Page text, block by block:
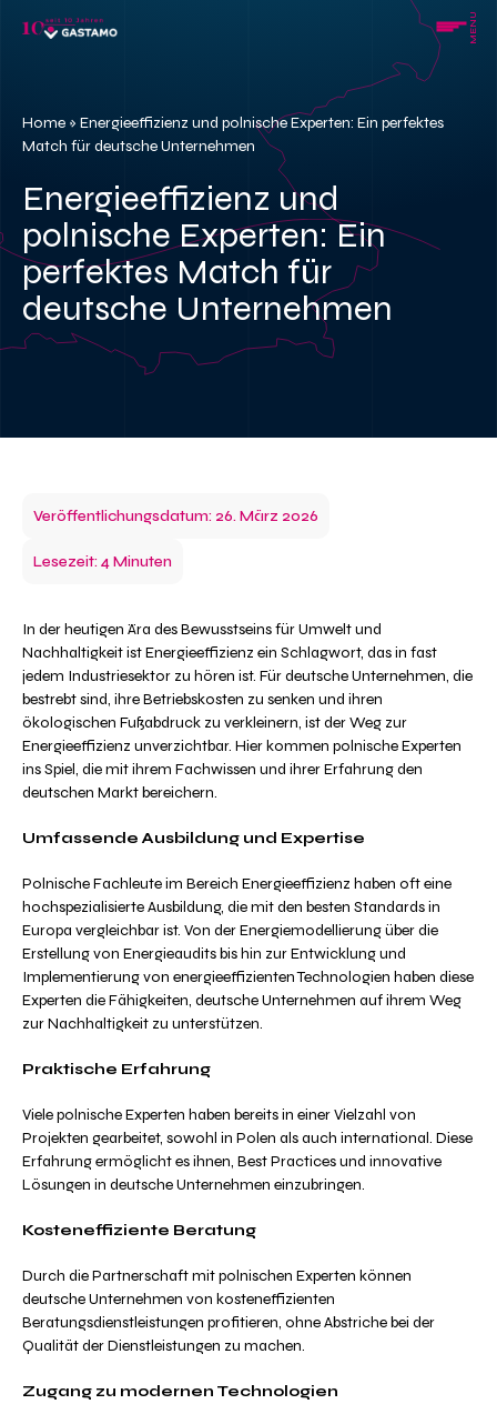
MENU
Home » Energieeffizienz und polnische Experten: Ein perfektes
Match für deutsche Unternehmen
Energieeffizienz und
polnische Experten: Ein
perfektes Match für
deutsche Unternehmen
Veröffentlichungsdatum: 26. März 2026
Lesezeit: 4 Minuten
In der heutigen Ära des Bewusstseins für Umwelt und
Nachhaltigkeit ist Energieeffizienz ein Schlagwort, das in fast
jedem Industriesektor zu hören ist. Für deutsche Unternehmen, die
bestrebt sind, ihre Betriebskosten zu senken und ihren
ökologischen Fußabdruck zu verkleinern, ist der Weg zur
Energieeffizienz unverzichtbar. Hier kommen polnische Experten
ins Spiel, die mit ihrem Fachwissen und ihrer Erfahrung den
deutschen Markt bereichern.
Umfassende Ausbildung und Expertise
Polnische Fachleute im Bereich Energieeffizienz haben oft eine
hochspezialisierte Ausbildung, die mit den besten Standards in
Europa vergleichbar ist. Von der Energiemodellierung über die
Erstellung von Energieaudits bis hin zur Entwicklung und
Implementierung von energieeffizienten Technologien haben diese
Experten die Fähigkeiten, deutsche Unternehmen auf ihrem Weg
zur Nachhaltigkeit zu unterstützen.
Praktische Erfahrung
Viele polnische Experten haben bereits in einer Vielzahl von
Projekten gearbeitet, sowohl in Polen als auch international. Diese
Erfahrung ermöglicht es ihnen, Best Practices und innovative
Lösungen in deutsche Unternehmen einzubringen.
Kosteneffiziente Beratung
Durch die Partnerschaft mit polnischen Experten können
deutsche Unternehmen von kosteneffizienten
Beratungsdienstleistungen profitieren, ohne Abstriche bei der
Qualität der Dienstleistungen zu machen.
Zugang zu modernen Technologien